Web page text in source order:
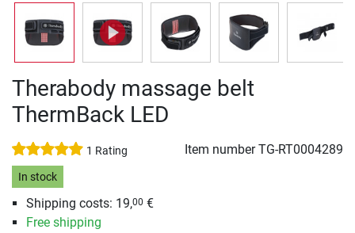
Therabody massage belt
ThermBack LED
1 Rating Item numberTG-RT0004289
In stock
Shipping costs: 19,00 €
Free shipping